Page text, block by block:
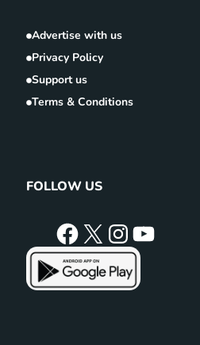
Advertise with us
Privacy Policy
Support us
Terms & Conditions
FOLLOW US